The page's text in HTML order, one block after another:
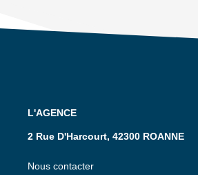
L'AGENCE
2 Rue D'Harcourt, 42300 ROANNE
Nous contacter